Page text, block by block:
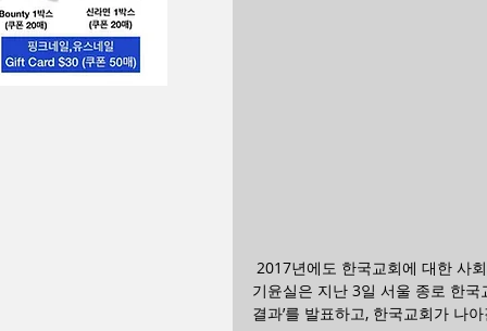
2017년에도 한국교회에 대한 사
기윤실은 지난 3일 서울 종로 한
결과’를 발표하고, 한국교회가 나